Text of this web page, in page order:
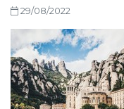
29/08/2022